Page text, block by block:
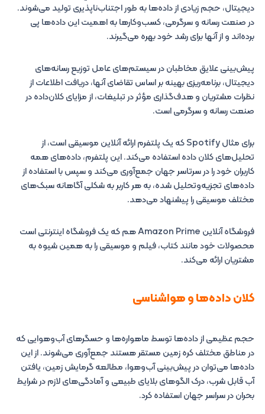
دیجیتال، حجم زیادی از داده‌ها به طور اجتناب‌ناپذیری تولید می‌شوند.
در صنعت رسانه و سرگرمی، کسب‌وکارها به اهمیت این داده‌ها پی
برده‌اند و از آنها برای رشد خود بهره می‌گیرند.
پیش‌بینی علایق مخاطبان در سیستم‌های عامل توزیع رسانه‌های
دیجیتال، برنامه‌ریزی بهینه بر اساس تقاضای آنها، دریافت اطلاعات از
نظرات مشتریان و هدف‌گذاری مؤثر در تبلیغات، از مزایای کلان‌داده در
صنعت رسانه و سرگرمی است.
برای مثال Spotify که یک پلتفرم ارائه آنلاین موسیقی است، از
تحلیل‌های کلان‌ داده استفاده می‌کند. این پلتفرم، داده‌های همه
کاربران خود را در سرتاسر جهان جمع‌آوری می‌کند و سپس با استفاده از
داده‌های تجزیه‌وتحلیل شده، به هر کاربر به شکلی آگاهانه سبک‌های
مختلف موسیقی را پیشنهاد می‌دهد.
فروشگاه آنلاین Amazon Prime هم که یک فروشگاه اینترنتی است
محصولات خود مانند کتاب، فیلم و موسیقی را به همین شیوه به
مشتریان ارائه می‌کند.
کلان‌ داده‌ها و هواشناسی
حجم عظیمی از داده‌ها توسط ماهواره‌ها و حسگرهای آب‌وهوایی که
در مناطق مختلف کره زمین مستقر هستند جمع‌آوری می‌شوند. از این
داده‌ها می‌توان در پیش‌بینی آب‌وهوا، مطالعه گرمایش زمین، یافتن
آب قابل شرب، درک الگوهای بلایای طبیعی و آمادگی‌های لازم در شرایط
بحران در سراسر جهان استفاده کرد.